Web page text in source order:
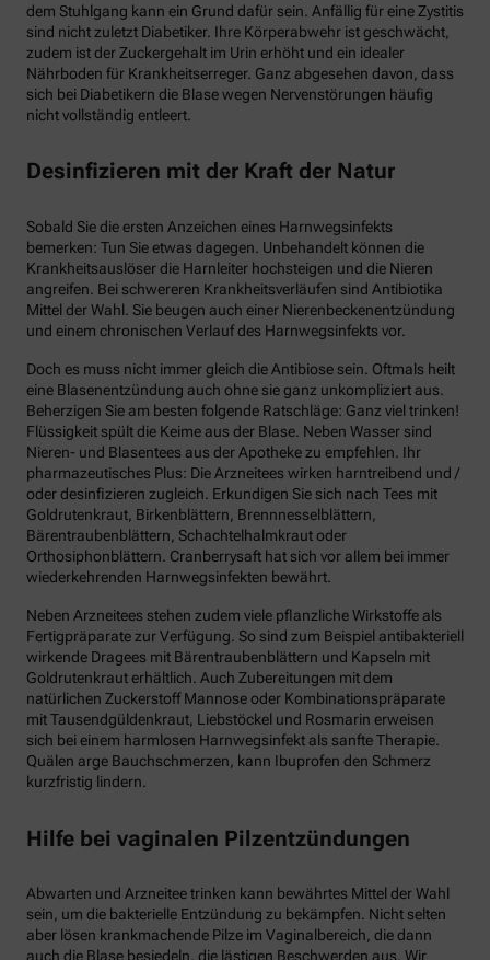
dem Stuhlgang kann ein Grund dafür sein. Anfällig für eine Zystitis
sind nicht zuletzt Diabetiker. Ihre Körperabwehr ist geschwächt,
zudem ist der Zuckergehalt im Urin erhöht und ein idealer
Nährboden für Krankheitserreger. Ganz abgesehen davon, dass
sich bei Diabetikern die Blase wegen Nervenstörungen häufig
nicht vollständig entleert.
Desinfizieren mit der Kraft der Natur
Sobald Sie die ersten Anzeichen eines Harnwegsinfekts
bemerken: Tun Sie etwas dagegen. Unbehandelt können die
Krankheitsauslöser die Harnleiter hochsteigen und die Nieren
angreifen. Bei schwereren Krankheitsverläufen sind Antibiotika
Mittel der Wahl. Sie beugen auch einer Nierenbeckenentzündung
und einem chronischen Verlauf des Harnwegsinfekts vor.
Doch es muss nicht immer gleich die Antibiose sein. Oftmals heilt
eine Blasenentzündung auch ohne sie ganz unkompliziert aus.
Beherzigen Sie am besten folgende Ratschläge: Ganz viel trinken!
Flüssigkeit spült die Keime aus der Blase. Neben Wasser sind
Nieren- und Blasentees aus der Apotheke zu empfehlen. Ihr
pharmazeutisches Plus: Die Arzneitees wirken harntreibend und /
oder desinfizieren zugleich. Erkundigen Sie sich nach Tees mit
Goldrutenkraut, Birkenblättern, Brennnesselblättern,
Bärentraubenblättern, Schachtelhalmkraut oder
Orthosiphonblättern. Cranberrysaft hat sich vor allem bei immer
wiederkehrenden Harnwegsinfekten bewährt.
Neben Arzneitees stehen zudem viele pflanzliche Wirkstoffe als
Fertigpräparate zur Verfügung. So sind zum Beispiel antibakteriell
wirkende Dragees mit Bärentraubenblättern und Kapseln mit
Goldrutenkraut erhältlich. Auch Zubereitungen mit dem
natürlichen Zuckerstoff Mannose oder Kombinationspräparate
mit Tausendgüldenkraut, Liebstöckel und Rosmarin erweisen
sich bei einem harmlosen Harnwegsinfekt als sanfte Therapie.
Quälen arge Bauchschmerzen, kann Ibuprofen den Schmerz
kurzfristig lindern.
Hilfe bei vaginalen Pilzentzündungen
Abwarten und Arzneitee trinken kann bewährtes Mittel der Wahl
sein, um die bakterielle Entzündung zu bekämpfen. Nicht selten
aber lösen krankmachende Pilze im Vaginalbereich, die dann
auch die Blase besiedeln, die lästigen Beschwerden aus. Wir